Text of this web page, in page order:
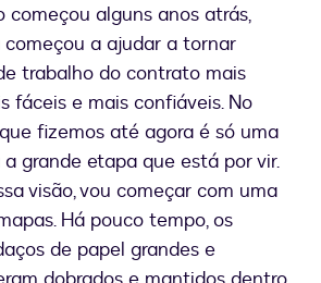
alguns anos atrás,
a ajudar a tornar
trabalho do contrato mais
fáceis e mais confiáveis. No
fizemos até agora é só uma
grande etapa que está por vir.
visão, vou começar com uma
Há pouco tempo, os
de papel grandes e